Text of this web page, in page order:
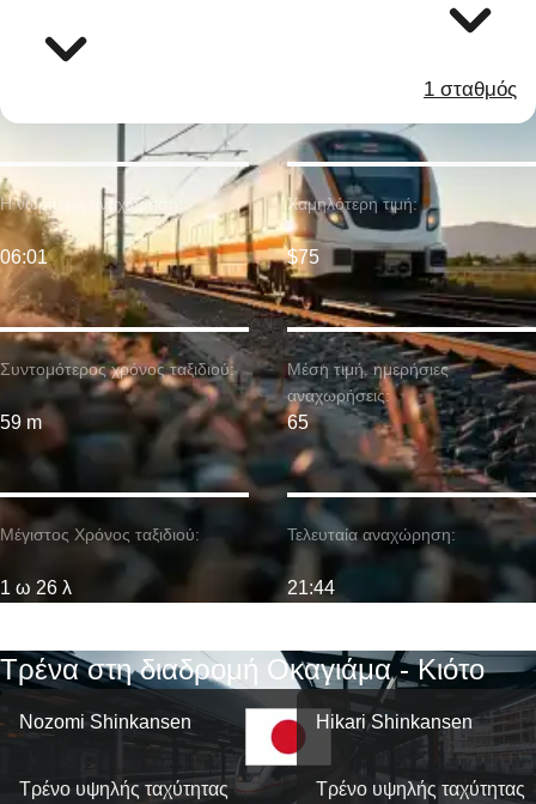
1 σταθμός
Συντομότερος χρόνος ταξιδιού:
59 m
Η νωρίτερη αναχώρηση:
06:01
Μέγιστος Χρόνος ταξιδιού:
1 ω 26 λ
Χαμηλότερη τιμή:
$75
Μέση τιμή. ημερήσιες
αναχωρήσεις:
65
Τελευταία αναχώρηση:
21:44
Τρένα στη διαδρομή Οκαγιάμα - Κιότο
Nozomi Shinkansen
Τρένο υψηλής ταχύτητας
Hikari Shinkansen
Τρένο υψηλής ταχύτητας